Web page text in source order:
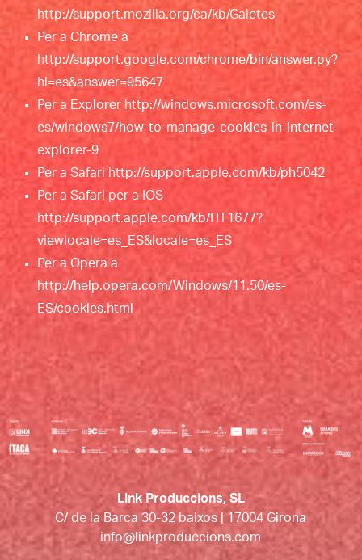
http://support.mozilla.org/ca/kb/Galetes
Per a Chrome a
http://support.google.com/chrome/bin/answer.py?
hl=es&answer=95647
Per a Explorer http://windows.microsoft.com/es-
es/windows7/how-to-manage-cookies-in-internet-
explorer-9
Per a Safari http://support.apple.com/kb/ph5042
Per a Safari per a IOS
http://support.apple.com/kb/HT1677?
viewlocale=es_ES&locale=es_ES
Per a Opera a
http://help.opera.com/Windows/11.50/es-
ES/cookies.html
Link Produccions, SL
C/ de la Barca 30-32 baixos | 17004 Girona
info@linkproduccions.com